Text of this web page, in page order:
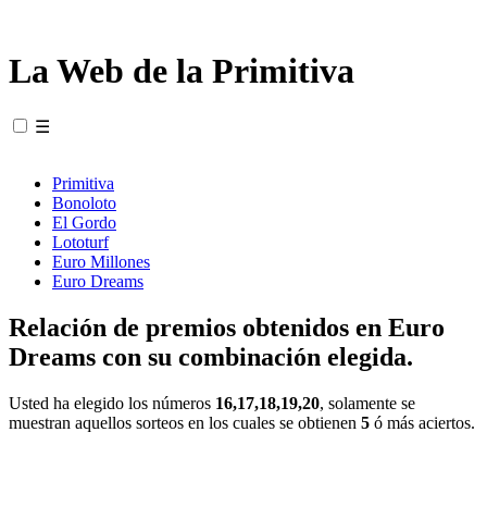
La Web de la Primitiva
☰
Primitiva
Bonoloto
El Gordo
Lototurf
Euro Millones
Euro Dreams
Relación de premios obtenidos en Euro
Dreams con su combinación elegida.
Usted ha elegido los números 16,17,18,19,20, solamente se
muestran aquellos sorteos en los cuales se obtienen 5 ó más aciertos.